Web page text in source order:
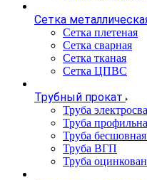
Сетка
Сетка плетеная
Сетка сварная
Сетка тканая
Сетка ЦПВС
Трубный прокат
Труба
Труба
Труба бесшовная
Труба ВГП
Труба